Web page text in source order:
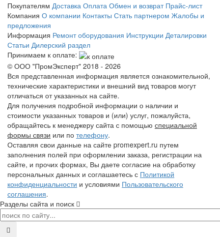
Покупателям Доставка Оплата Обмен и возврат Прайс-лист
Компания О компании Контакты Стать партнером Жалобы и
предложения
Информация Ремонт оборудования Инструкции Деталировки
Статьи Дилерский раздел
Принимаем к оплате:
© ООО "ПромЭксперт" 2018 - 2026
Вся представленная информация является ознакомительной,
технические характеристики и внешний вид товаров могут
отличаться от указанных на сайте.
Для получения подробной информации о наличии и
стоимости указанных товаров и (или) услуг, пожалуйста,
обращайтесь к менеджеру сайта с помощью специальной
формы связи или по телефону.
Оставляя свои данные на сайте promexpert.ru путем
заполнения полей при оформлении заказа, регистрации на
сайте, и прочих формах, Вы даете согласие на обработку
персональных данных и соглашаетесь с Политикой
конфиденциальности и условиями Пользовательского
соглашения.
Разделы сайта и поиск